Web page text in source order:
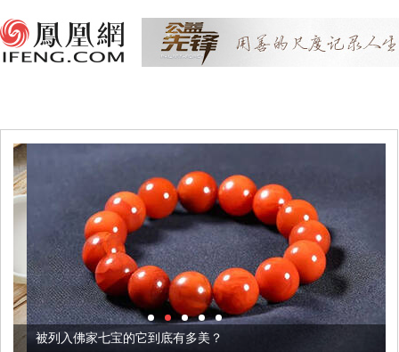
被列入佛家七宝的它到底有多美？